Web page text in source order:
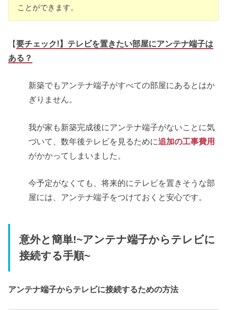
ことができます。
【要チェック!】テレビを置きたい部屋にアンテナ端子は
ある？
新築でもアンテナ端子がすべての部屋にあるとはか
ぎりません。
我が家も新築完成後にアンテナ端子がないことに気
づいて、数年後テレビを見るために追加の工事費用
がかかってしまいました。
今予定がなくても、将来的にテレビを置きそうな部
屋には、アンテナ端子をつけておくと安心です。
意外と簡単!~アンテナ端子からテレビに
接続する手順~
アンテナ端子からテレビに接続するための方法